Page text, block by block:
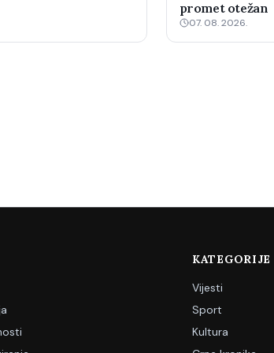
promet otežan
07. 08. 2026.
KATEGORIJE
Vijesti
Sport
Kultura